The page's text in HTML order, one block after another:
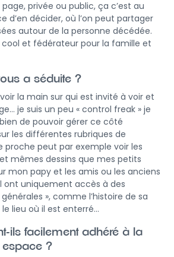
page, privée ou public, ça c’est au
d’en décider, où l’on peut partager
autour de la personne décédée.
et fédérateur pour la famille et
a séduite ?
la main sur qui est invité à voir et
je suis un peu « control freak » je
de pouvoir gérer ce côté
les différentes rubriques de
proche peut par exemple voir les
mêmes dessins que mes petits
mon papy et les amis ou les anciens
ont uniquement accès à des
», comme l’histoire de sa
le lieu où il est enterré…
ils facilement adhéré à la
espace ?